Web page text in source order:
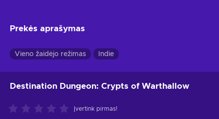
Prekės aprašymas
Vieno žaidėjo režimas Indie
Destination Dungeon: Crypts of Warthallow
Įvertink pirmas!